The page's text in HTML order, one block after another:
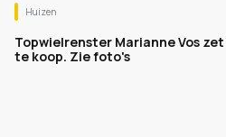
Huizen
Topwielrenster Marianne Vos
te koop. Zie foto's